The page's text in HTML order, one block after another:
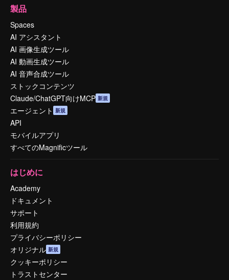
製品
Spaces
AI アシスタント
AI 画像生成ツール
AI 動画生成ツール
AI 音声合成ツール
ストックコンテンツ
Claude/ChatGPT向けMCP 新規
エージェント 新規
API
モバイルアプリ
すべてのMagnificツール
はじめに
Academy
ドキュメント
サポート
利用規約
プライバシーポリシー
オリジナル 新規
クッキーポリシー
トラストセンター